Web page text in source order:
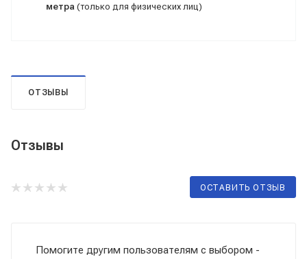
метра (только для физических лиц)
ОТЗЫВЫ
Отзывы
ОСТАВИТЬ ОТЗЫВ
Помогите другим пользователям с выбором -